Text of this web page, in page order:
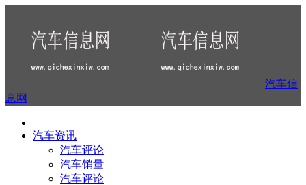
汽车信
息网
汽车资讯
汽车评论
汽车销量
汽车评论